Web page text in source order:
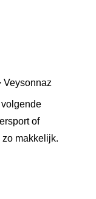
Veysonnaz
of
makkelijk.